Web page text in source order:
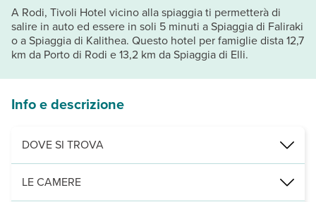
A Rodi, Tivoli Hotel vicino alla spiaggia ti permetterà di
salire in auto ed essere in soli 5 minuti a Spiaggia di Faliraki
o a Spiaggia di Kalithea. Questo hotel per famiglie dista 12,7
km da Porto di Rodi e 13,2 km da Spiaggia di Elli.
Info e descrizione
DOVE SI TROVA
Nelle vicinanze di: Water Park Faliraki
LE CAMERE